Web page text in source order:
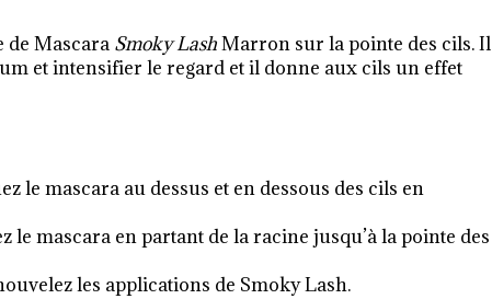
de Mascara Smoky LashMarron sur la pointe des cils. Il
et intensifier le regard et il donne aux cils un effet
le mascara au dessus et en dessous des cils en
le mascara en partant de la racine jusqu’à la pointe des
les applications de Smoky Lash.